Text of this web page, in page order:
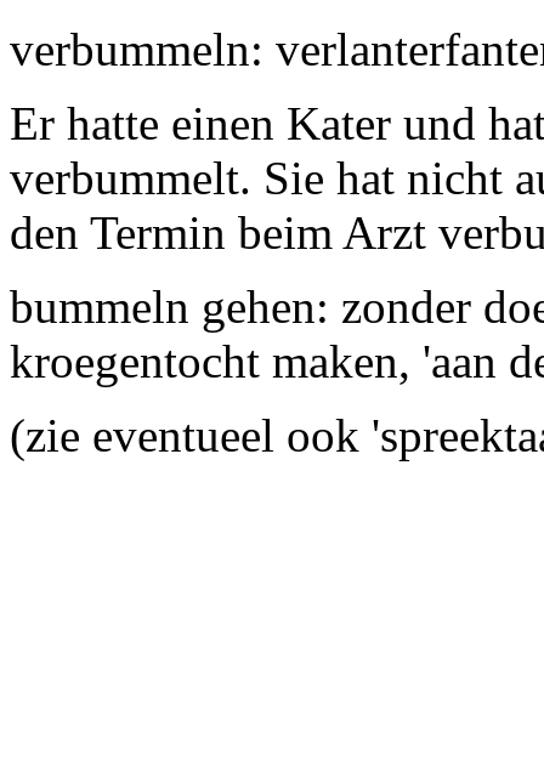
verbummeln:
Er hatte einen Kater und
verbummelt. Sie hat nicht
den Termin beim Arzt
bummeln gehen: zonder
kroegentocht maken, 'aan
(zie eventueel ook